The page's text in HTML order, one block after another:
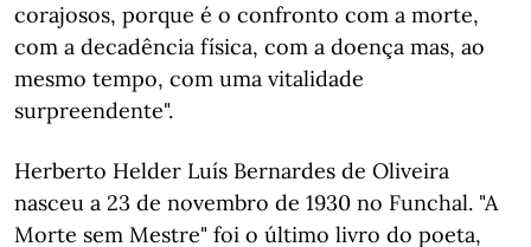
corajosos, porque é o confronto com a morte,
com a decadência física, com a doença mas, ao
mesmo tempo, com uma vitalidade
surpreendente".
Herberto Helder Luís Bernardes de Oliveira
nasceu a 23 de novembro de 1930 no Funchal. "A
Morte sem Mestre" foi o último livro do poeta,